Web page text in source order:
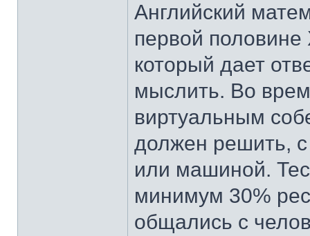
Английский
первой
который дает
мыслить. Во
виртуальным
должен решить, с
или машиной.
минимум 30%
общались с